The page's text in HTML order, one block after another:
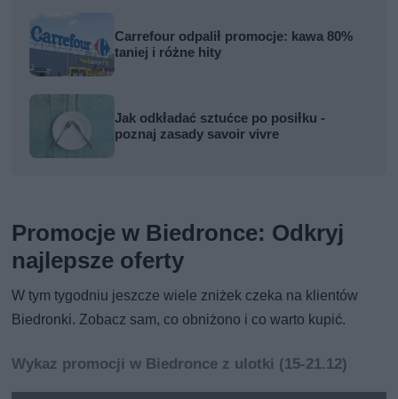
Carrefour odpalił promocje: kawa 80%
taniej i różne hity
Jak odkładać sztućce po posiłku -
poznaj zasady savoir vivre
Promocje w Biedronce: Odkryj
najlepsze oferty
W tym tygodniu jeszcze wiele zniżek czeka na klientów
Biedronki. Zobacz sam, co obniżono i co warto kupić.
Wykaz promocji w Biedronce z ulotki (15-21.12)